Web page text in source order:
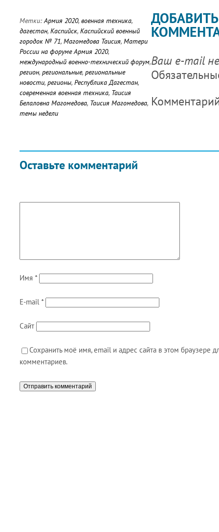
Метки:Армия 2020, военная техника,
дагестан, Каспийск, Каспийский военный
городок № 71, Магомедова Таисия, Матери
России на форуме Армия 2020,
международный военно-технический форум,
регион, региональные, региональные
новости, регионы, Республика Дагестан,
современная военная техника, Таисия
Белаловна Магомедова, Таисия Магомедова,
темы недели
Оставьте комментарий
ДОБАВИТЬ
Ваш e-mail
Имя *
E-mail *
Сайт
Сохранить моё имя, email и адрес сайта в этом браузере
комментариев.